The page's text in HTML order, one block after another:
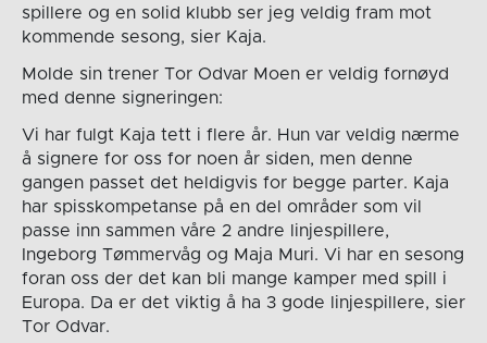
spillere og en solid klubb ser jeg veldig fram mot
kommende sesong, sier Kaja.
Molde sin trener Tor Odvar Moen er veldig fornøyd
med denne signeringen:
Vi har fulgt Kaja tett i flere år. Hun var veldig nærme
å signere for oss for noen år siden, men denne
gangen passet det heldigvis for begge parter. Kaja
har spisskompetanse på en del områder som vil
passe inn sammen våre 2 andre linjespillere,
Ingeborg Tømmervåg og Maja Muri. Vi har en sesong
foran oss der det kan bli mange kamper med spill i
Europa. Da er det viktig å ha 3 gode linjespillere, sier
Tor Odvar.